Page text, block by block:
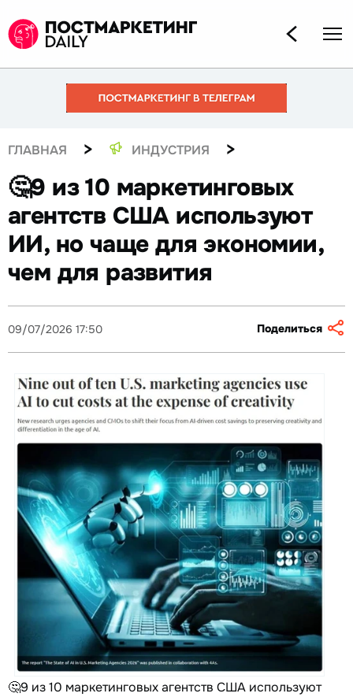
ГЛАВНАЯ > ИНДУСТРИЯ >
🤔9 из 10 маркетинговых
агентств США используют
ИИ, но чаще для экономии,
чем для развития
09/07/2026 17:50 Поделиться
🤔9 из 10 маркетинговых агентств США используют